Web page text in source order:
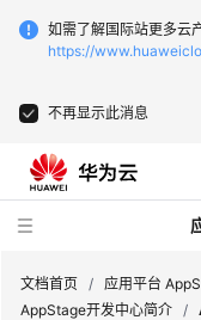
如需了解国际站更多云
https://
不再显示此消息
文档首页 / 应用平台
AppStage开发中心简介 /